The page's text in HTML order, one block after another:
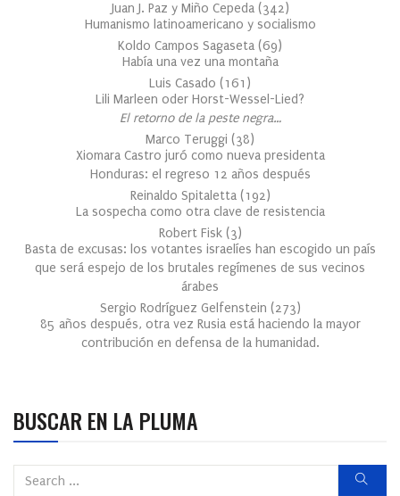
Juan J. Paz y Miño Cepeda (342)
Humanismo latinoamericano y socialismo
Koldo Campos Sagaseta (69)
Había una vez una montaña
Luis Casado (161 )
Lili Marleen oder Horst-Wessel-Lied?
El retorno de la peste negra…
Marco Teruggi (38)
Xiomara Castro juró como nueva presidenta
Honduras: el regreso 12 años después
Reinaldo Spitaletta (192)
La sospecha como otra clave de resistencia
Robert Fisk (3)
Basta de excusas: los votantes israelíes han escogido un país
que será espejo de los brutales regímenes de sus vecinos
árabes
Sergio Rodríguez Gelfenstein (273)
85 años después, otra vez Rusia está haciendo la mayor
contribución en defensa de la humanidad.
BUSCAR EN LA PLUMA